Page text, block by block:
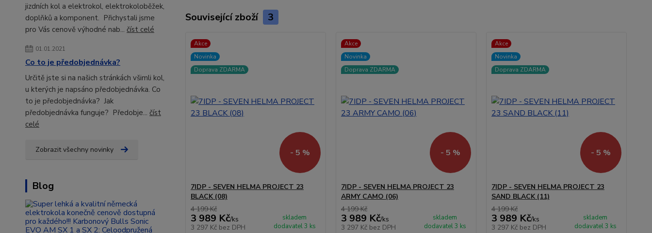
jizdních kol a elektrokol, elektrokoloběžek,
doplňků a komponent. Přichystali jsme
pro Vás cenově výhodné nab... číst celé
01.01.2021
Co to je předobjednávka?
Určitě jste si na našich stránkách všimli kol,
u kterých je napsáno předobjednávka. Co
to je předobjednávka? Jak
předobjednávka funguje? Předobje... číst
celé
Zobrazit všechny novinky
Blog
Související zboží 3
Akce
Novinka
Doprava ZDARMA
- 5 %
7IDP - SEVEN HELMA PROJECT 23
BLACK (08)
4 199 Kč
3 989 Kč/ks
3 297 Kč bez DPH
skladem
dodavatel 3 ks
Akce
Novinka
Doprava ZDARMA
- 5 %
7IDP - SEVEN HELMA PROJECT 23
ARMY CAMO (06)
4 199 Kč
3 989 Kč/ks
3 297 Kč bez DPH
skladem
dodavatel 3 ks
Akce
Novinka
Doprava ZDARMA
- 5 %
7IDP - SEVEN HELMA PROJECT 23
SAND BLACK (11)
4 199 Kč
3 989 Kč/ks
3 297 Kč bez DPH
skladem
dodavatel 3 ks